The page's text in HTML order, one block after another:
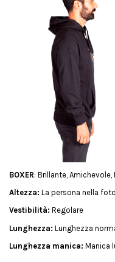
BOXER: Brillante, Amichevole,
Altezza: La persona nella
Vestibilità: Regolare
Lunghezza: Lunghezza
Lunghezza manica: Manica